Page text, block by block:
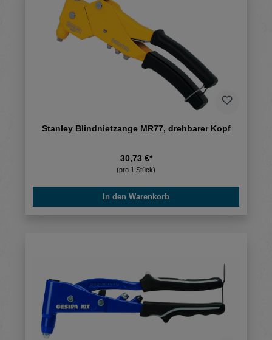
Stanley Blindnietzange MR77, drehbarer Kopf
30,73 €*
(pro 1 Stück)
In den Warenkorb